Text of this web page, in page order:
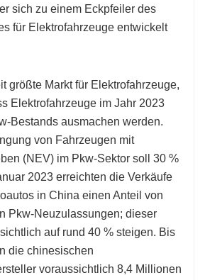
sich zu einem Eckpfeiler des
für Elektrofahrzeuge entwickelt
größte Markt für Elektrofahrzeuge,
Elektrofahrzeuge im Jahr 2023
Bestands ausmachen werden.
von Fahrzeugen mit
(NEV) im Pkw-Sektor soll 30 %
2023 erreichten die Verkäufe
in China einen Anteil von
Pkw-Neuzulassungen; dieser
auf rund 40 % steigen. Bis
die chinesischen
voraussichtlich 8,4 Millionen